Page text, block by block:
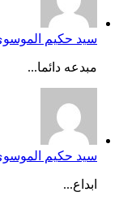
سيد حكيم
مبدعه دائما...
سيد حكيم
ابداع...